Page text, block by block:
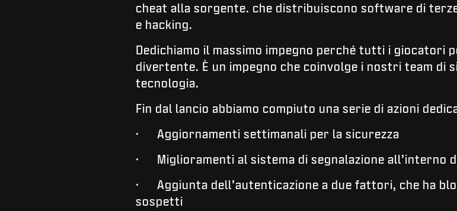
cheat alla sorgente. che distribuiscono software di
e hacking.
Dedichiamo il massimo impegno perché tutti i giocatori
divertente. È un impegno che coinvolge i nostri team di
tecnologia.
Fin dal lancio abbiamo compiuto una serie di azioni
· Aggiornamenti settimanali per la sicurezza
· Miglioramenti al sistema di segnalazione all’interno
· Aggiunta dell’autenticazione a due fattori, che ha
sospetti